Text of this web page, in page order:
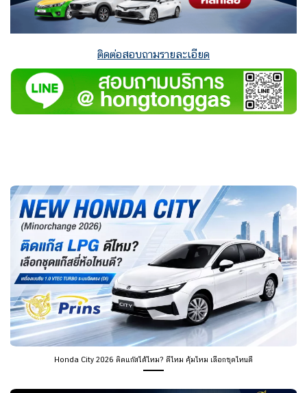
ติดต่อสอบถามรายละเอียด
Honda City 2026 ติดแก๊สได้ไหม? ดีไหม คุ้มไหม เลือกชุดไหนดี